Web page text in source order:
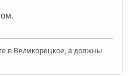
в Великорецкое, а должны